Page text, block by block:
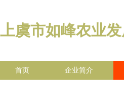
上虞市如峰农业发
首页 企业简介